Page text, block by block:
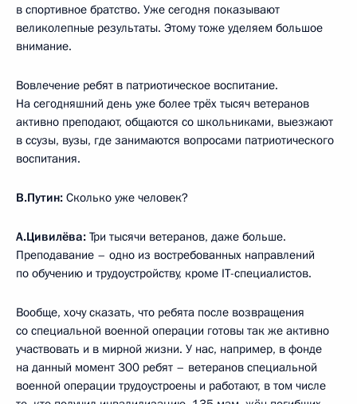
в спортивное братство. Уже сегодня показывают
великолепные результаты. Этому тоже уделяем большое
внимание.
Вовлечение ребят в патриотическое воспитание.
На сегодняшний день уже более трёх тысяч ветеранов
активно преподают, общаются со школьниками, выезжают
в ссузы, вузы, где занимаются вопросами патриотического
воспитания.
В.Путин: Сколько уже человек?
А.Цивилёва: Три тысячи ветеранов, даже больше.
Преподавание – одно из востребованных направлений
по обучению и трудоустройству, кроме IT-специалистов.
Вообще, хочу сказать, что ребята после возвращения
со специальной военной операции готовы так же активно
участвовать и в мирной жизни. У нас, например, в фонде
на данный момент 300 ребят – ветеранов специальной
военной операции трудоустроены и работают, в том числе